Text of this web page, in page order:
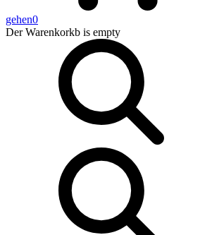
gehen0
Der Warenkorkb is empty